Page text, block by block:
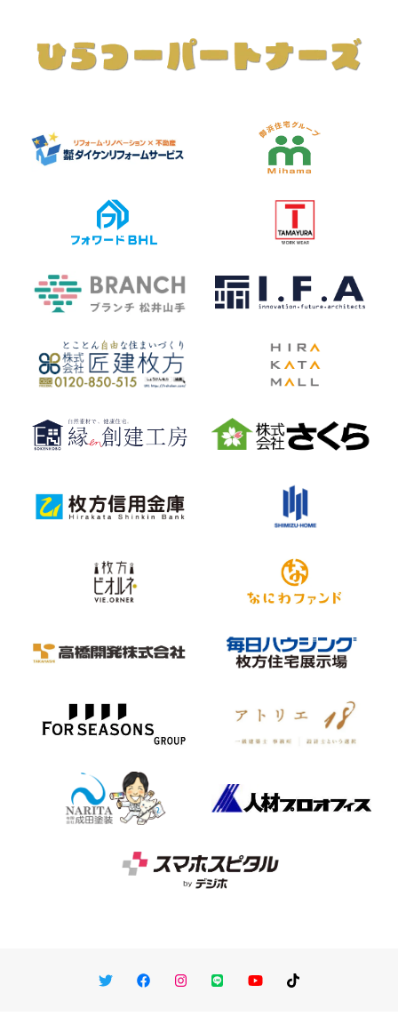
TwitterFacebookInstagram
LINE You TubeTikTok